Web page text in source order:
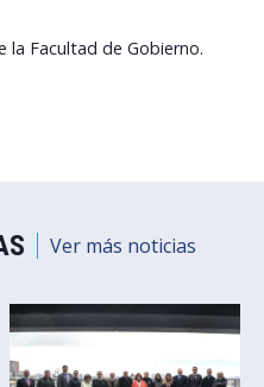
la Facultad de Gobierno.
Ver más noticias